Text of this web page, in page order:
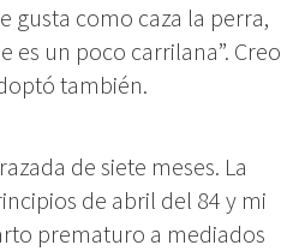
gusta como caza la perra,
es un poco carrilana”. Creo
también.
de siete meses. La
de abril del 84 y mi
prematuro a mediados